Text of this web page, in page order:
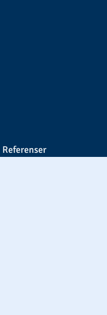
Referenser